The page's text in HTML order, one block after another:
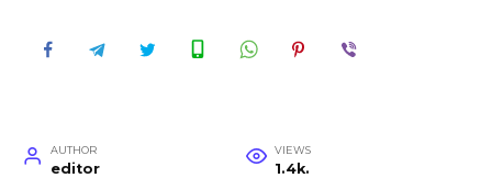
AUTHOR
editor
VIEWS
1.4k.